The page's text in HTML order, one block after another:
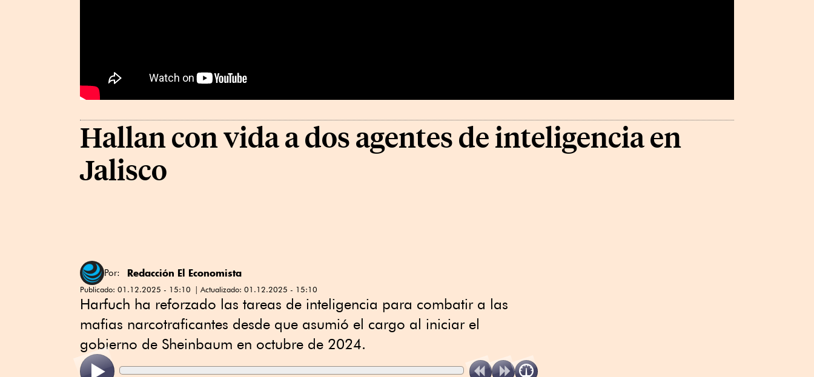
Hallan con vida a dos agentes de inteligencia en
Jalisco
Por: Redacción El Economista
Publicado: 01.12.2025 - 15:10 Actualizado: 01.12.2025 - 15:10
Harfuch ha reforzado las tareas de inteligencia para combatir a las
mafias narcotraficantes desde que asumió el cargo al iniciar el
gobierno de Sheinbaum en octubre de 2024.